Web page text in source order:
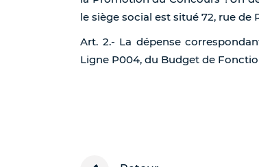
le siège social est situé 72, rue de
Art. 2.- La dépense
Ligne P004, du Budget de